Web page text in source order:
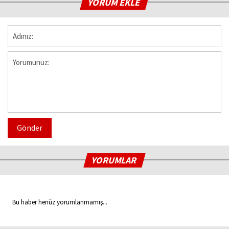
YORUM EKLE
Gönder
YORUMLAR
Bu haber henüz yorumlanmamış...